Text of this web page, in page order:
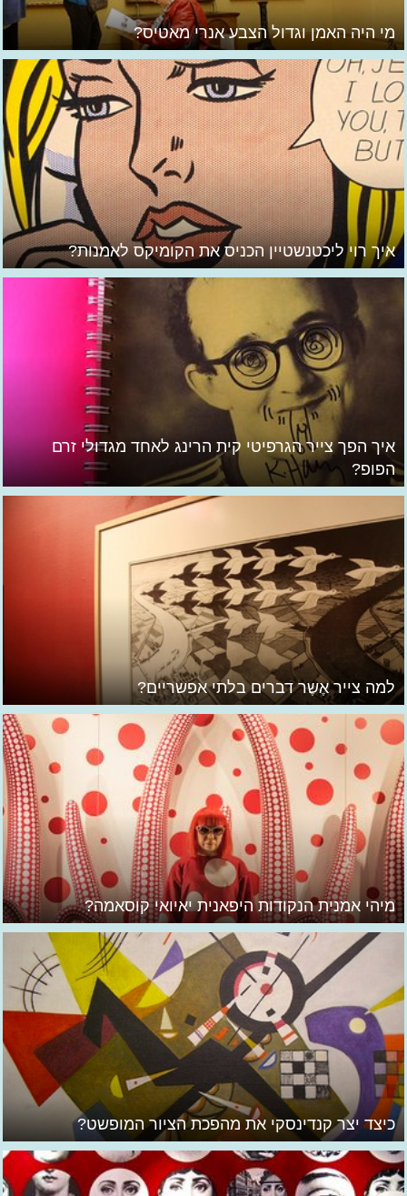
מי היה האמן וגדול הצבע אנרי מאטיס?
איך רוי ליכטנשטיין הכניס את הקומיקס לאמנות?
איך הפך צייר הגרפיטי קית הרינג לאחד מגדולי זרם
הפופ?
למה צייר אֶשֶר דברים בלתי אפשריים?
מיהי אמנית הנקודות היפאנית יאיואי קוסאמה?
כיצד יצר קנדינסקי את מהפכת הציור המופשט?